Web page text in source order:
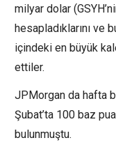
milyar dolar
hesapladıklarını ve
içindeki en büyük
ettiler.
JPMorgan da hafta
Şubat’ta 100 baz
bulunmuştu.